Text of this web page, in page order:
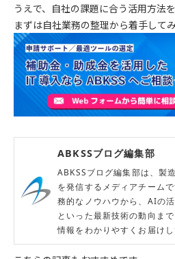
うえで、自社の課題に合う活用方法
まずは自社業務の整理から着手して
ABKSSブログ編集部
ABKSSブログ編集部は、製
を発信するメディアチーム
務的なノウハウから、AIの
といった最新技術の動向ま
情報をわかりやすくお届けし